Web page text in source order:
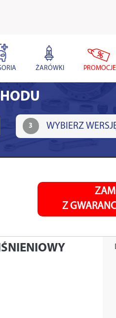
ŻARÓWKI PROMOCJE
3
Z